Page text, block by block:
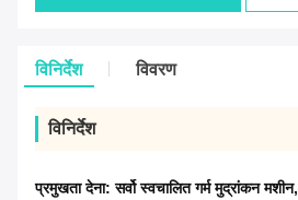
विनिर्देश विवरण
विनिर्देश
प्रमुखता देना:सर्वो स्वचालित गर्म मुद्रांकन मशीन,